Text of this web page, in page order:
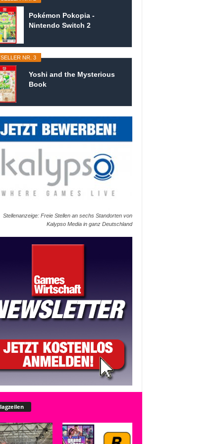
Pokémon Pokopia -
Nintendo Switch 2
NR. 3
Yoshi and the Mysterious
Book
Stellenanzeige: Freie Stellen an sechs Standorten von
Kalypso Media in ganz Deutschland